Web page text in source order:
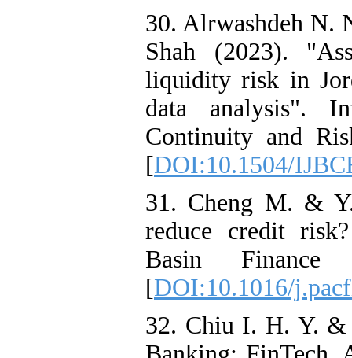
30. Alrwashdeh N.
Shah (2023).
liquidity risk in
data analysis".
Continuity and
[DOI:10.1504/
31. Cheng M. &
reduce credit
Basin
[DOI:10.1016/
32. Chiu I. H. Y. &